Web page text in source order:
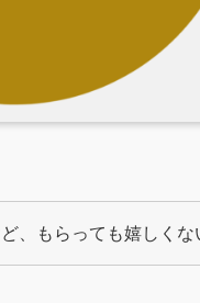
、もらっても嬉しくな